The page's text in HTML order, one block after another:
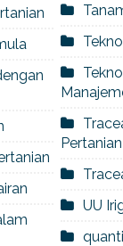
Pertanian
UU